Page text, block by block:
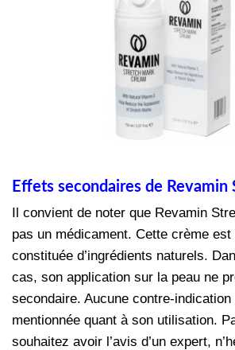
Effets secondaires de
Il convient de noter que Revamin
pas un médicament. Cette crème est
constituée d’ingrédients naturels.
cas, son application sur la peau ne
secondaire. Aucune contre-indication
mentionnée quant à son utilisation.
souhaitez avoir l’avis d’un expert,